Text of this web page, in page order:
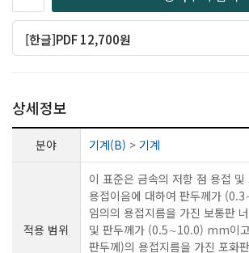
[한글]PDF 12,700원
상세정보
분야 기계(B) > 기계
적용 범위
이 표준은 금속의 저항 점 용접 및
용접이음에 대하여 판두께가
임의의 용접지름을 가진 보통판
및 판두께가 (0.5∼10.0) mm이
판두께)의 용접지름을 가진 포화